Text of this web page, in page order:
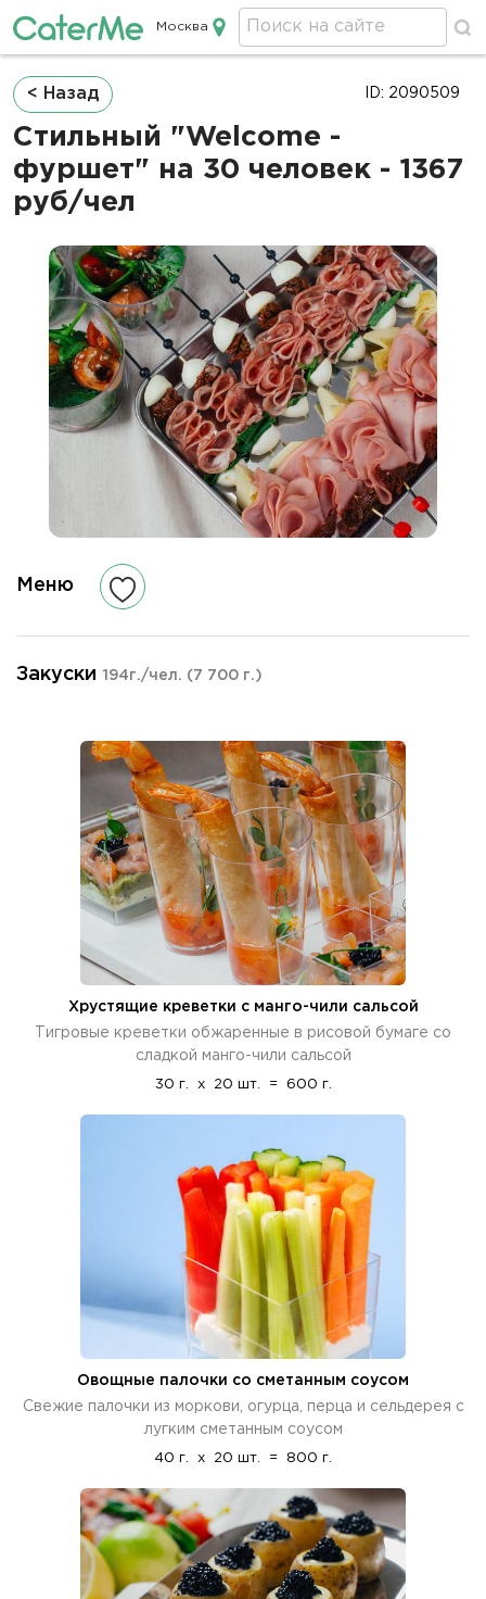
Кейтеринг в Москве
Москва
Строка
навигации
< Назад
Стильный "Welcome -
фуршет" на 30 человек - 1367
руб/чел
ID: 2090509
Меню
Закуски 194г./чел. (7 700 г.)
Хрустящие креветки с манго-чили сальсой
Тигровые креветки обжаренные в рисовой бумаге со
сладкой манго-чили сальсой
30 г. x 20 шт. = 600 г.
Овощные палочки со сметанным соусом
Свежие палочки из моркови, огурца, перца и сельдерея с
лугким сметанным соусом
40 г. x 20 шт. = 800 г.